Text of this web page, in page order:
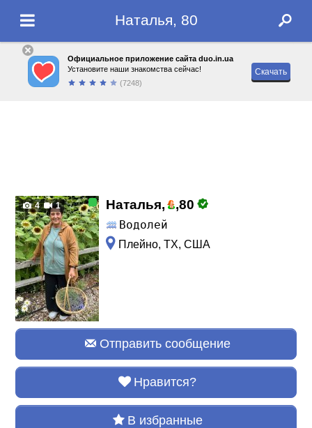
Наталья, 80
Официальное приложение сайта duo.in.ua
Установите наши знакомства сейчас!
(7248)
Скачать
4 1 Наталья, ,80
Водолей
Плейно, TX, США
Отправить сообщение
Нравится?
В избранные